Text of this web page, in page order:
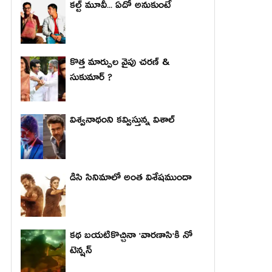
కల్ట్ మూవీ... ఏదో అనుకుంటే
కొత్త మార్పుల వైపు చరణ్ &
సుకుమార్ ?
విశ్వనాథంని కవ్విస్తున్న విశాల్
డిసి సినిమాలో అంత విశేషముందా
కథ బయటికొచ్చినా 'వారణాసి'కి నో
టెన్షన్